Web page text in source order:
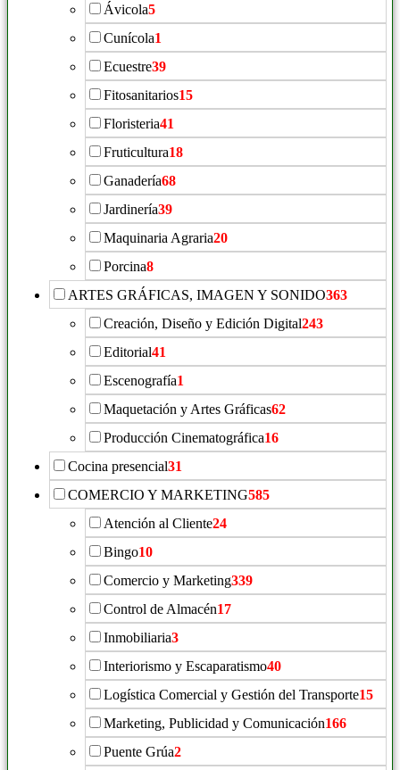
Ávicola5
Cunícola1
Ecuestre39
Fitosanitarios15
Floristeria41
Fruticultura18
Ganadería68
Jardinería39
Maquinaria Agraria20
Porcina8
ARTES GRÁFICAS, IMAGEN Y SONIDO363
Creación, Diseño y Edición Digital243
Editorial41
Escenografía1
Maquetación y Artes Gráficas62
Producción Cinematográfica16
Cocina presencial31
COMERCIO Y MARKETING585
Atención al Cliente24
Bingo10
Comercio y Marketing339
Control de Almacén17
Inmobiliaria3
Interiorismo y Escaparatismo40
Logística Comercial y Gestión del Transporte15
Marketing, Publicidad y Comunicación166
Puente Grúa2